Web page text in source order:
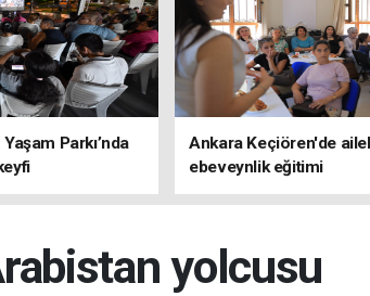
Parkı’nda
Ankara Keçiören'de
ebeveynlik eğitimi
yolcusu